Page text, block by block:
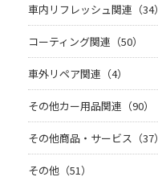
車内リフレッシュ関連（34）
コーティング関連（50）
車外リペア関連（4）
その他カー用品関連（90）
その他商品・サービス（37）
その他（51）